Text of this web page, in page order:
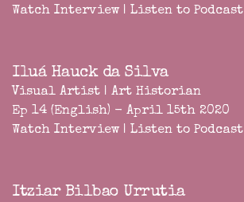
Watch Interview | Listen to Podcast
Iluá Hauck da Silva
Visual Artist | Art Historian
Ep 14 (English) - April 15th 2020
Watch Interview | Listen to Podcast
Itziar Bilbao Urrutia